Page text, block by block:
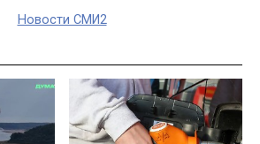
Новости СМИ2